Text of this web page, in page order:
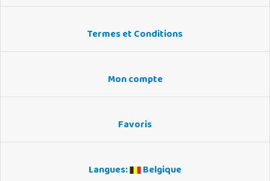
Termes et Conditions
Mon compte
Favoris
Langues: Belgique